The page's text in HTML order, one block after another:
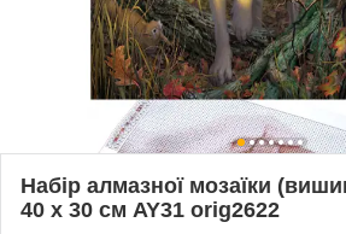
Набір алмазної мозаїки
40 x 30 см AY31 orig2622